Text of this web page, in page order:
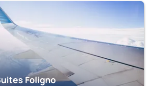
Foligno